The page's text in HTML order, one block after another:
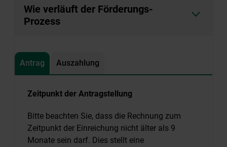
Wie verläuft der Förderungs-
Prozess
Antrag Auszahlung
Zeitpunkt der Antragstellung
Bitte beachten Sie, dass die Rechnung zum
Zeitpunkt der Einreichung nicht älter als 9
Monate sein darf. Dies stellt eine